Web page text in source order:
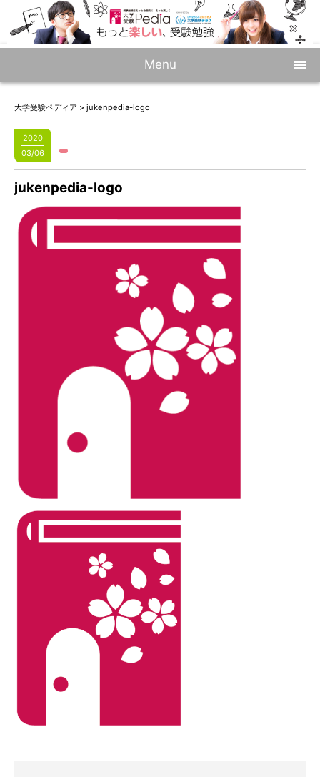
Menu
大学受験ペディア > jukenpedia-logo
2020
03/06
jukenpedia-logo